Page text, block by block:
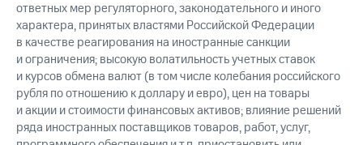
ответных мер регуляторного, законодательного и иного
характера, принятых властями Российской Федерации
в качестве реагирования на иностранные санкции
и ограничения; высокую волатильность учетных ставок
и курсов обмена валют (в том числе колебания российского
рубля по отношению к доллару и евро), цен на товары
и акции и стоимости финансовых активов; влияние решений
ряда иностранных поставщиков товаров, работ, услуг,